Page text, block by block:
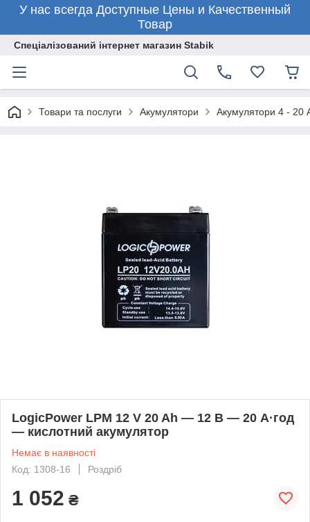
У нас всегда Доступные Цены и Качественный
Товар
Спеціалізований інтернет магазин Stabik
Товари та послуги Акумулятори Акумулятори 4 - 20
LogicPower LPM 12 V 20 Ah — 12 В — 20 А·год
— кислотний акумулятор
Немає в наявності
Код: 1308-16
Роздріб
1 052 ₴